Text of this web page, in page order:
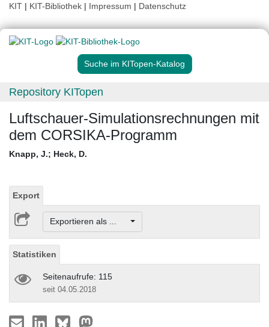
KIT | KIT-Bibliothek | Impressum | Datenschutz
Suche im KITopen-Katalog
Repository KITopen
Luftschauer-Simulationsrechnungen mit
dem CORSIKA-Programm
Knapp, J.; Heck, D.
Export
Exportieren als ...
Statistiken
Seitenaufrufe: 115
seit 04.05.2018